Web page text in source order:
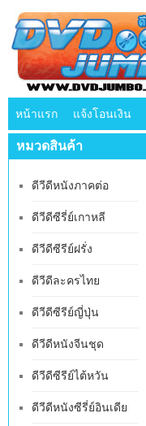
หน้าแรก แจ้งโอนเงิน
หมวดสินค้า
ดีวีดีหนังภาคต่อ
ดีวีดีซีรี่ย์เกาหลี
ดีวีดีซีรีย์ฝรั่ง
ดีวีดีละครไทย
ดีวีดีซีรีย์ญี่ปุ่น
ดีวีดีหนังจีนชุด
ดีวีดีซีรีย์ไต้หวัน
ดีวีดีหนังซีรี่ย์อินเดีย